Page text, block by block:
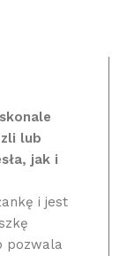
lub
jak i
i jest
pozwala